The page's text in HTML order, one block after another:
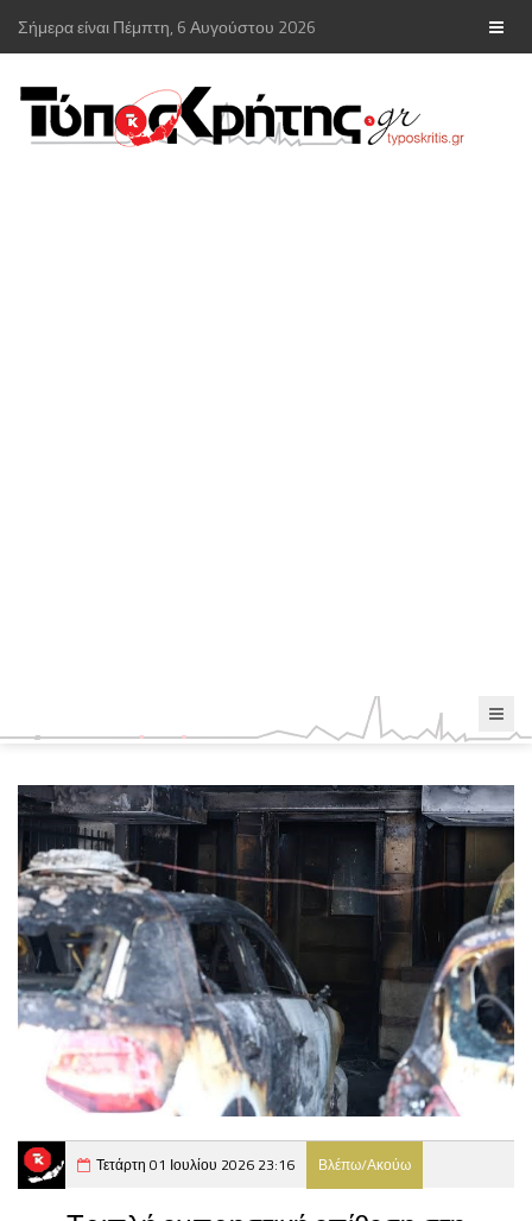
Σήμερα είναι Πέμπτη, 6 Αυγούστου 2026
Τετάρτη 01 Ιουλίου 2026 23:16 Βλέπω/Ακούω